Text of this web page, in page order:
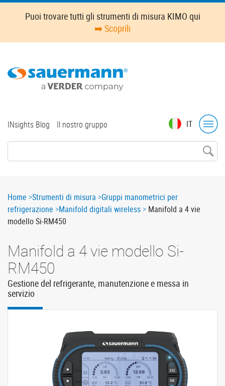
Skip
content
Puoi trovare tutti gli strumenti di misura KIMO qui
➡️ Scoprili
IT
Top
INsights Blog Il nostro gruppo
Breadcrumb
Home Strumenti di misura Gruppi manometrici per
refrigerazione Manifold digitali wireless
Manifold a 4 vie
modello Si-RM450
Manifold a 4 vie modello Si-
RM450
Gestione del refrigerante, manutenzione e messa in
servizio